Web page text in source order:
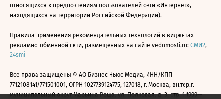
относящихся к предпочтениям пользователей сети «Интернет»,
находящихся на территории Российской Федерации).
Правила применения рекомендательных технологий в виджетах
рекламно-обменной сети, размещенных на сайте vedomosti.ru: СМИ2,
24smi
Все права защищены © АО Бизнес Ньюс Медиа, ИНН/КПП
7712108141/771501001, ОГРН 1027739124775, 127018, г. Москва, вн.тер.г.
муниципальный округ Марьина Роща, ул. Полковая, д. 3, стр. 1 1999—